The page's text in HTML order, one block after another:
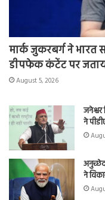
मार्क जुकरबर्ग ने
डीपफेक कंटेंट पर
August 5, 2026
ने
ने